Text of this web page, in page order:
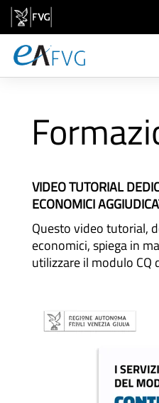
Zum Inhalt wechseln
eProcurement
Aree
VIDEO TUTORIAL
ECONOMICI
Questo video tutorial,
economici, spiega in
utilizzare il modulo CQ